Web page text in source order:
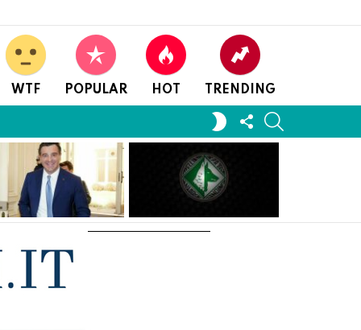
WTF POPULAR HOT TRENDING
SWITCH
SKIN
FOLLOW
US